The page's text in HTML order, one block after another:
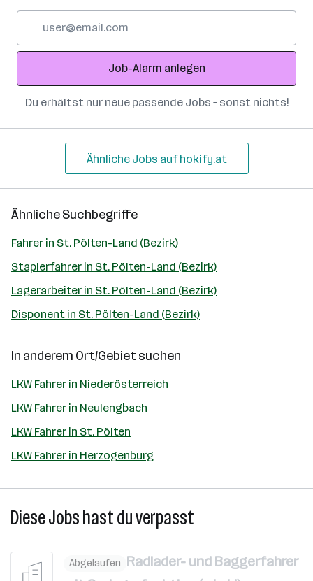
Adresse
Job-Alarm anlegen
Du erhältst nur neue passende Jobs – sonst nichts!
Ähnliche Jobs auf hokify.at
Ähnliche Suchbegriffe
Fahrer in St. Pölten-Land (Bezirk)
Staplerfahrer in St. Pölten-Land (Bezirk)
Lagerarbeiter in St. Pölten-Land (Bezirk)
Disponent in St. Pölten-Land (Bezirk)
In anderem Ort/Gebiet suchen
LKW Fahrer in Niederösterreich
LKW Fahrer in Neulengbach
LKW Fahrer in St. Pölten
LKW Fahrer in Herzogenburg
Diese Jobs hast du verpasst
Abgelaufen Radlader- und Baggerfahrer